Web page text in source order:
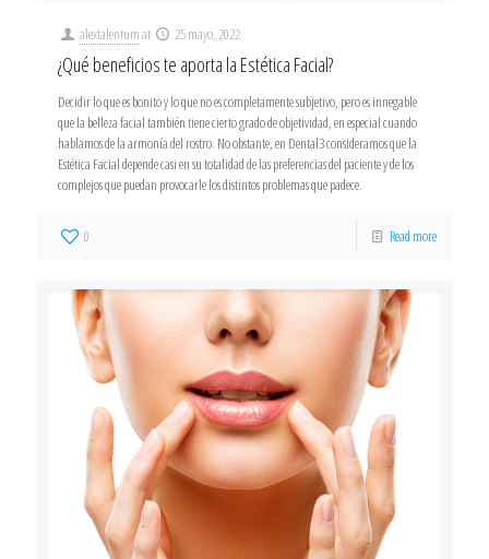
alextalentumat 25 mayo, 2022
¿Qué beneficios te aporta la Estética Facial?
Decidir lo que es bonito y lo que no es completamente subjetivo, pero es innegable
que la belleza facial también tiene cierto grado de objetividad, en especial cuando
hablamos de la armonía del rostro. No obstante, en Dental3 consideramos que la
Estética Facial depende casi en su totalidad de las preferencias del paciente y de los
complejos que puedan provocarle los distintos problemas que padece.
0 Read more